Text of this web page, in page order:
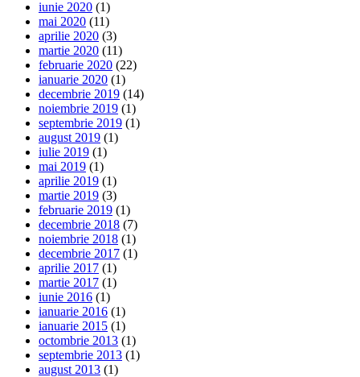
iunie 2020 (1)
mai 2020 (11)
aprilie 2020 (3)
martie 2020 (11)
februarie 2020 (22)
ianuarie 2020 (1)
decembrie 2019 (14)
noiembrie 2019 (1)
septembrie 2019 (1)
august 2019 (1)
iulie 2019 (1)
mai 2019 (1)
aprilie 2019 (1)
martie 2019 (3)
februarie 2019 (1)
decembrie 2018 (7)
noiembrie 2018 (1)
decembrie 2017 (1)
aprilie 2017 (1)
martie 2017 (1)
iunie 2016 (1)
ianuarie 2016 (1)
ianuarie 2015 (1)
octombrie 2013 (1)
septembrie 2013 (1)
august 2013 (1)